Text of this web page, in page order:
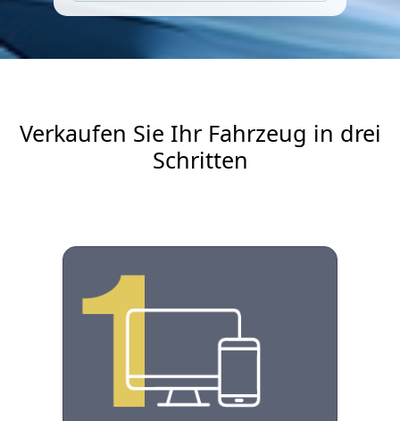
Verkaufen Sie Ihr Fahrzeug in drei
Schritten